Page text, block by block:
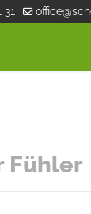
31
Fühler